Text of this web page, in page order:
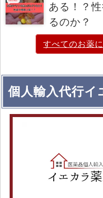
ある！？
るのか？
すべてのお薬
個人輸入代行イ